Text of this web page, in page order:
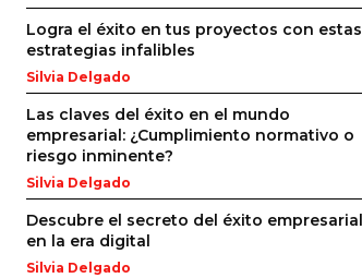
Logra el éxito en tus proyectos con estas
estrategias infalibles
Silvia Delgado
Las claves del éxito en el mundo
empresarial: ¿Cumplimiento normativo o
riesgo inminente?
Silvia Delgado
Descubre el secreto del éxito empresarial
en la era digital
Silvia Delgado